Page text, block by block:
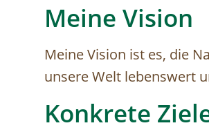
Meine Vision
Meine Vision ist es, die
unsere Welt lebenswert
Konkrete